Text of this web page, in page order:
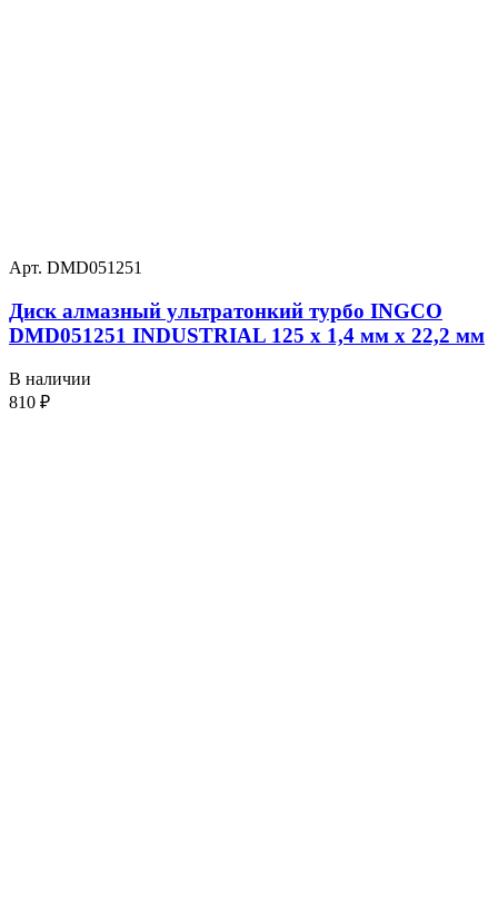
Арт. DMD051251
Диск алмазный ультратонкий турбо INGCO
DMD051251 INDUSTRIAL 125 х 1,4 мм x 22,2 мм
В наличии
810 ₽